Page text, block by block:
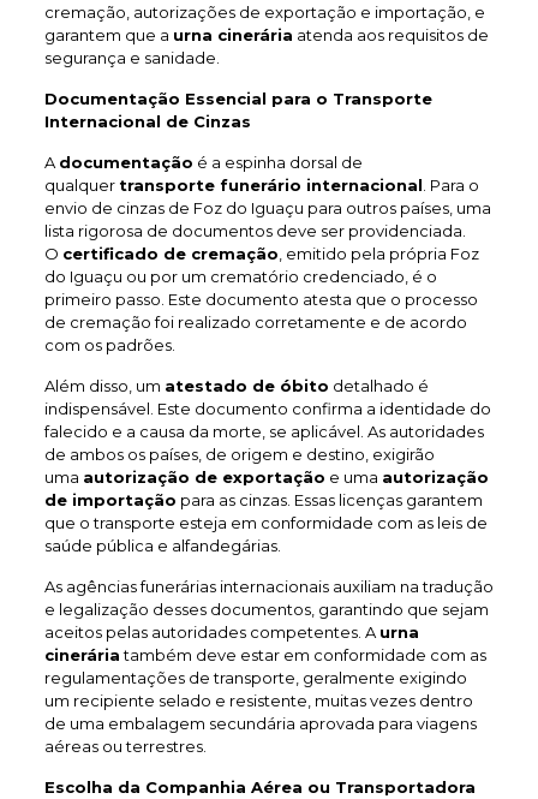
cremação, autorizações de exportação e importação, e
garantem que a urna cinerária atenda aos requisitos de
segurança e sanidade.
Documentação Essencial para o Transporte
Internacional de Cinzas
A documentação é a espinha dorsal de
qualquer transporte funerário internacional . Para o
envio de cinzas de Foz do Iguaçu para outros países, uma
lista rigorosa de documentos deve ser providenciada.
O certificado de cremação , emitido pela própria Foz
do Iguaçu ou por um crematório credenciado, é o
primeiro passo. Este documento atesta que o processo
de cremação foi realizado corretamente e de acordo
com os padrões.
Além disso, um atestado de óbito detalhado é
indispensável. Este documento confirma a identidade do
falecido e a causa da morte, se aplicável. As autoridades
de ambos os países, de origem e destino, exigirão
uma autorização de exportação e uma autorização
de importação para as cinzas. Essas licenças garantem
que o transporte esteja em conformidade com as leis de
saúde pública e alfandegárias.
As agências funerárias internacionais auxiliam na tradução
e legalização desses documentos, garantindo que sejam
aceitos pelas autoridades competentes. A urna
cineráriatambém deve estar em conformidade com as
regulamentações de transporte, geralmente exigindo
um recipiente selado e resistente, muitas vezes dentro
de uma embalagem secundária aprovada para viagens
aéreas ou terrestres.
Escolha da Companhia Aérea ou Transportadora